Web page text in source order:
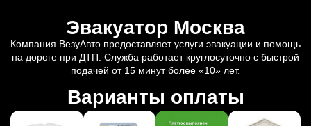
Эвакуатор Москва
Компания ВезуАвто предоставляет услуги эвакуации и помощь
на дороге при ДТП. Служба работает круглосуточно с быстрой
подачей от 15 минут более «10» лет.
Варианты оплаты